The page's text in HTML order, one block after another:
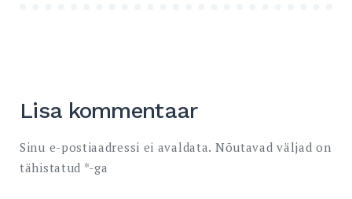
Lisa kommentaar
Sinu e-postiaadressi ei avaldata. Nõutavad väljad on
tähistatud *-ga